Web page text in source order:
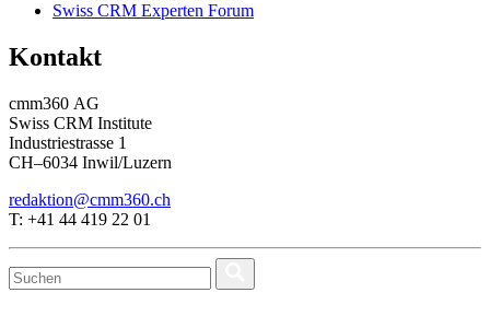
Swiss CRM Experten Forum
Kontakt
cmm360 AG
Swiss CRM Institute
Industriestrasse 1
CH–6034 Inwil/Luzern
redaktion@cmm360.ch
T: +41 44 419 22 01